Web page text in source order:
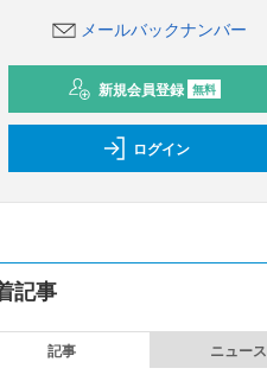
メールバックナンバー
新規会員登録 無料
ログイン
記事
記事 ニュース